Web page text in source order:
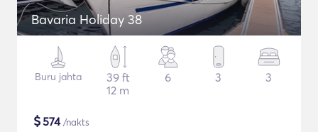
Bavaria Holiday 38
Buru jahta
39 ft
12 m
6 3 3
$574/nakts